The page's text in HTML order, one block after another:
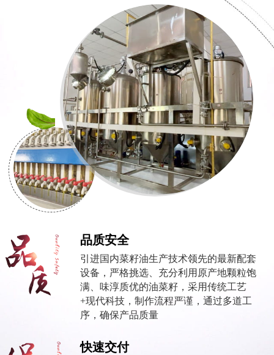
品质安全
引进国内菜籽油生产技术领先的最新配套
设备，严格挑选、充分利用原产地颗粒饱
满、味淳质优的油菜籽，采用传统工艺
+现代科技，制作流程严谨，通过多道工
序，确保产品质量
快速交付